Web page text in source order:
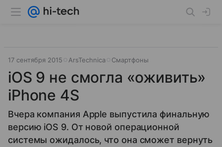
17 сентября 2015 ArsTechnica Смартфоны
iOS 9 не смогла «оживить»
iPhone 4S
Вчера компания Apple выпустила финальную
версию iOS 9. От новой операционной
системы ожидалось, что она сможет вернуть